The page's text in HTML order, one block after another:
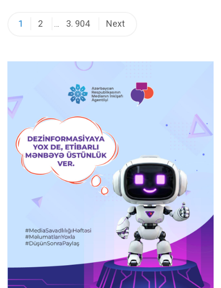
Posts
1 2 … 3. 904 Next